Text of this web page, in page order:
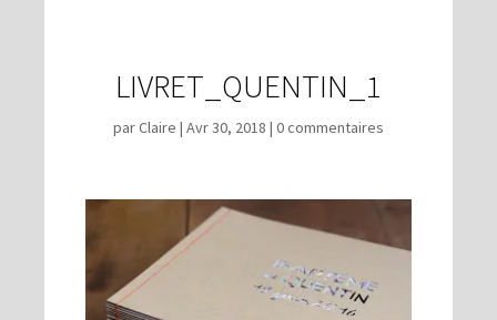
LIVRET_QUENTIN_1
parClaire | Avr 30, 2018 | 0 commentaires